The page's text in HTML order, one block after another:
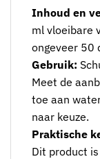
Inhoud en
ml vloeibare
ongeveer 50
Gebruik:
Meet de
toe aan
naar keuze.
Praktische
Dit product